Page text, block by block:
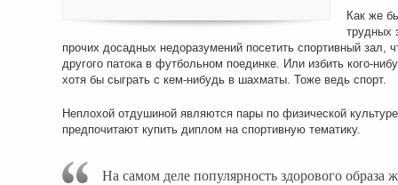
Как же
трудных
прочих досадных недоразумений посетить спортивный зал,
другого патока в футбольном поединке. Или избить кого-
хотя бы сыграть с кем-нибудь в шахматы. Тоже ведь спорт.
Неплохой отдушиной являются пары по физической
предпочитают купить диплом на спортивную тематику.
На самом деле популярность здорового образа